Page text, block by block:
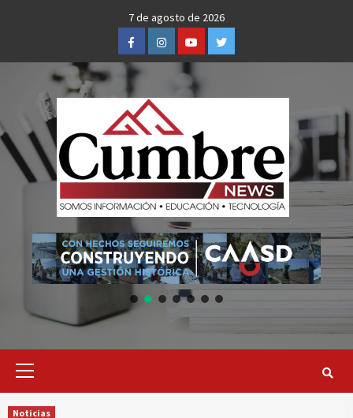
7 de agosto de 2026
FacebookInstagramYoutubeTwitter
Primary
Noticias